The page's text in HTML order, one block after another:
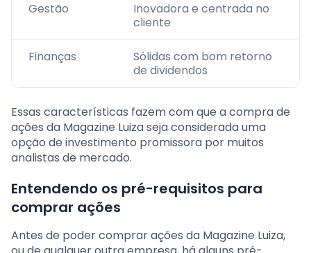
Gestão
Inovadora e centrada no
cliente
Finanças
Sólidas com bom retorno
de dividendos
Essas características fazem com que a compra de
ações da Magazine Luiza seja considerada uma
opção de investimento promissora por muitos
analistas de mercado.
Entendendo os pré-requisitos para
comprar ações
Antes de poder comprar ações da Magazine Luiza,